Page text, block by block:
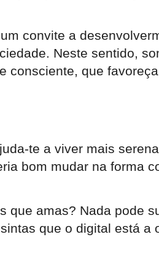
convite a
Neste sentido,
consciente, que
te a viver mais
bom mudar na forma
que amas? Nada pode
que o digital está a